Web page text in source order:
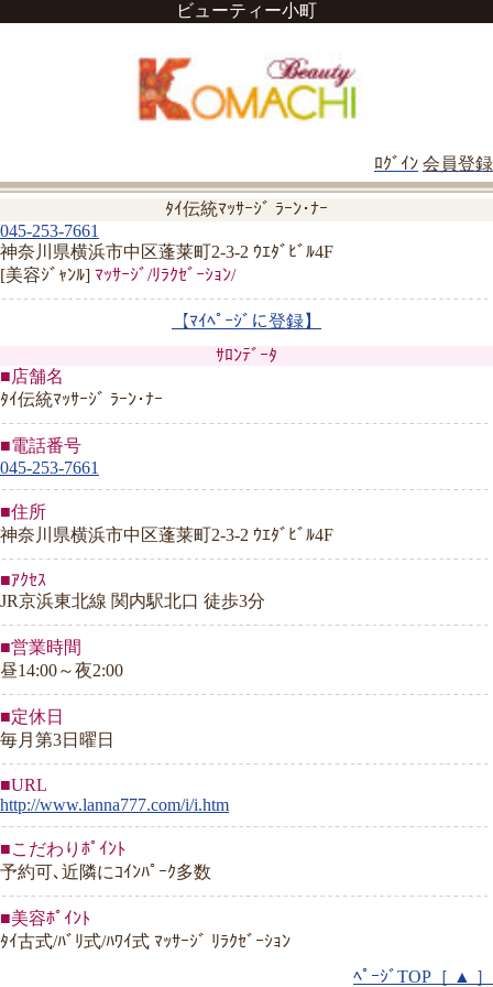
ビューティー小町
ﾛｸﾞｲﾝ 会員登録
ﾀｲ伝統ﾏｯｻｰｼﾞ ﾗｰﾝ･ﾅｰ
045-253-7661
神奈川県横浜市中区蓬莱町2-3-2 ｳｴﾀﾞﾋﾞﾙ4F
[美容ｼﾞｬﾝﾙ] ﾏｯｻｰｼﾞ/ﾘﾗｸｾﾞｰｼｮﾝ/
【ﾏｲﾍﾟｰｼﾞに登録】
ｻﾛﾝﾃﾞｰﾀ
■店舗名
ﾀｲ伝統ﾏｯｻｰｼﾞ ﾗｰﾝ･ﾅｰ
■電話番号
045-253-7661
■住所
神奈川県横浜市中区蓬莱町2-3-2 ｳｴﾀﾞﾋﾞﾙ4F
■ｱｸｾｽ
JR京浜東北線 関内駅北口 徒歩3分
■営業時間
昼14:00～夜2:00
■定休日
毎月第3日曜日
■URL
http://www.lanna777.com/i/i.htm
■こだわりﾎﾟｲﾝﾄ
予約可､近隣にｺｲﾝﾊﾟｰｸ多数
■美容ﾎﾟｲﾝﾄ
ﾀｲ古式/ﾊﾞﾘ式/ﾊﾜｲ式 ﾏｯｻｰｼﾞ ﾘﾗｸｾﾞｰｼｮﾝ
ﾍﾟｰｼﾞTOP［ ▲ ］